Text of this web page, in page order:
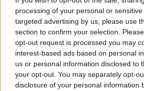
processing of your personal or
targeted advertising by us, please use
section to confirm your selection.
opt-out request is processed you may
interest-based ads based on personal
us or personal information disclosed to
your opt-out. You may separately opt-
disclosure of your personal information
dormir de día era perder el
planteo seriamente incorporar
rutina de trabajo intenso. Con
claro, que si no luego no hay
La neurociencia ya ha hablado:
enemigo del estudio, es su